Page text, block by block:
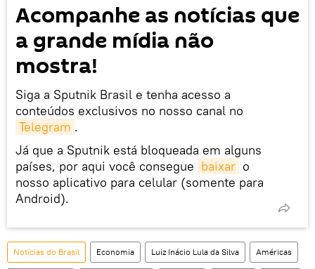
Acompanhe as notícias que
a grande mídia não
mostra!
Siga a Sputnik Brasil e tenha acesso a
conteúdos exclusivos no nosso canal no
Telegram .
Já que a Sputnik está bloqueada em alguns
países, por aqui você consegue baixar o
nosso aplicativo para celular (somente para
Android).
Notícias do Brasil Economia Luiz Inácio Lula da Silva Américas